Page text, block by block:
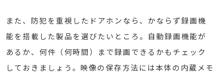
また、防犯を重視したドアホンなら、かならず録画機
能を搭載した製品を選びたいところ。自動録画機能が
あるか、何件（何時間）まで録画できるかもチェック
しておきましょう。映像の保存方法には本体の内蔵メモ